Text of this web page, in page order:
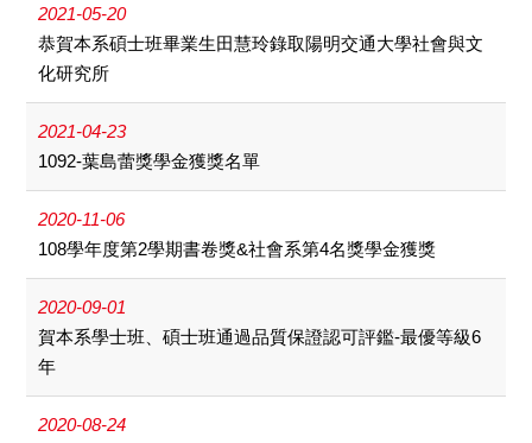
2021-05-20
恭賀本系碩士班畢業生田慧玲錄取陽明交通大學社會與文
化研究所
2021-04-23
1092-葉島蕾獎學金獲獎名單
2020-11-06
108學年度第2學期書卷獎&社會系第4名獎學金獲獎
2020-09-01
賀本系學士班、碩士班通過品質保證認可評鑑-最優等級6
年
2020-08-24